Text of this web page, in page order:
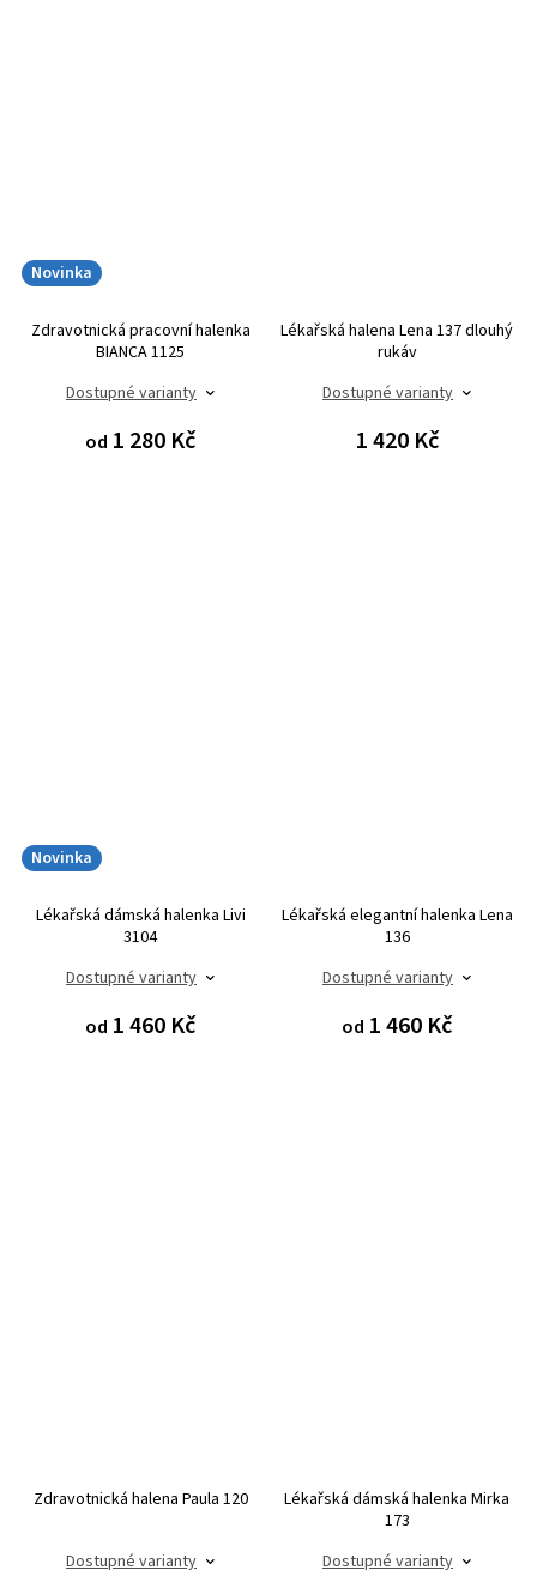
Novinka
Zdravotnická pracovní halenka
BIANCA 1125
Dostupné varianty
od 1 280 Kč
Lékařská halena Lena 137 dlouhý
rukáv
Dostupné varianty
1 420 Kč
Novinka
Lékařská dámská halenka Livi
3104
Dostupné varianty
od 1 460 Kč
Lékařská elegantní halenka Lena
136
Dostupné varianty
od 1 460 Kč
Zdravotnická halena Paula 120
Dostupné varianty
Lékařská dámská halenka Mirka
173
Dostupné varianty